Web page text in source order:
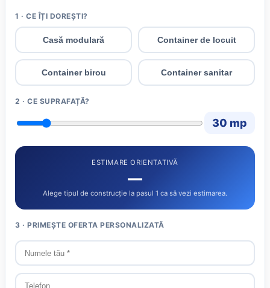
1 · CE ÎȚI DOREȘTI?
Casă modulară Container de locuit
Container birou Container sanitar
2 · CE SUPRAFAȚĂ?
30 mp
ESTIMARE ORIENTATIVĂ
—
Alege tipul de construcție la pasul 1 ca să vezi estimarea.
3 · PRIMEȘTE OFERTA PERSONALIZATĂ